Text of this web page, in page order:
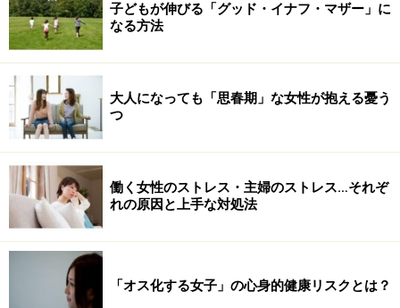
子どもが伸びる「グッド・イナフ・マザー」に
なる方法
大人になっても「思春期」な女性が抱える憂う
つ
働く女性のストレス・主婦のストレス…それぞ
れの原因と上手な対処法
「オス化する女子」の心身的健康リスクとは？